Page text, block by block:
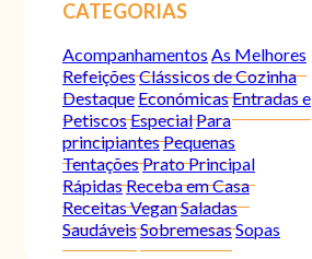
CATEGORIAS
Acompanhamentos As Melhores
RefeiçõesClássicos de Cozinha
Destaque EconómicasEntradas e
PetiscosEspecialPara
principiantesPequenas
TentaçõesPrato Principal
RápidasReceba em Casa
Receitas VeganSaladas
SaudáveisSobremesasSopas